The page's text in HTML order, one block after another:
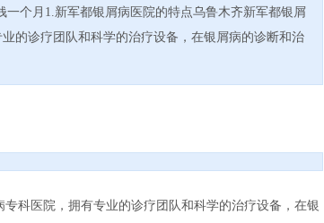
一个月1.新军都银屑病医院的特点乌鲁木齐新军都银屑
的诊疗团队和科学的治疗设备，在银屑病的诊断和治
科医院，拥有专业的诊疗团队和科学的治疗设备，在银